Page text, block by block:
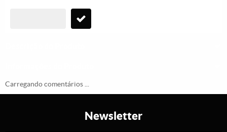
Carregando comentários ...
Newsletter